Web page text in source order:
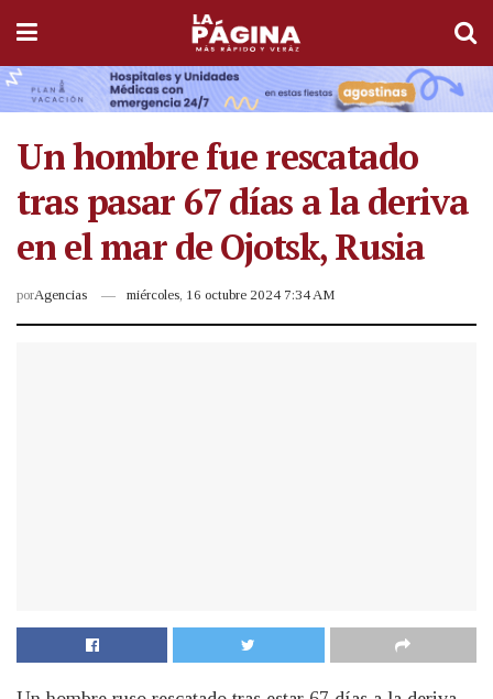
Un hombre fue rescatado
tras pasar 67 días a la deriva
en el mar de Ojotsk, Rusia
porAgencias miércoles, 16 octubre 2024 7:34 AM